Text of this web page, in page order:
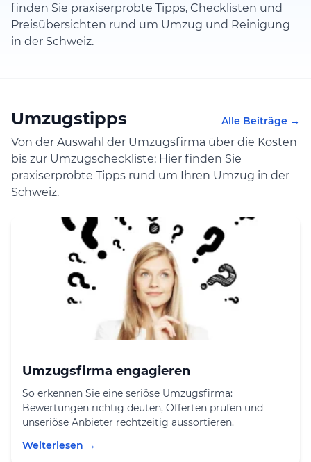
finden Sie praxiserprobte Tipps, Checklisten und
Preisübersichten rund um Umzug und Reinigung
in der Schweiz.
Umzugstipps Alle Beiträge →
Von der Auswahl der Umzugsfirma über die Kosten
bis zur Umzugscheckliste: Hier finden Sie
praxiserprobte Tipps rund um Ihren Umzug in der
Schweiz.
Umzugsfirma engagieren
So erkennen Sie eine seriöse Umzugsfirma:
Bewertungen richtig deuten, Offerten prüfen und
unseriöse Anbieter rechtzeitig aussortieren.
Weiterlesen →